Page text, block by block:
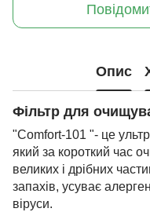
Опис
Фільтр для
"Comfort-101 "- це
який за короткий час
великих і дрібних
запахів, усуває
віруси.